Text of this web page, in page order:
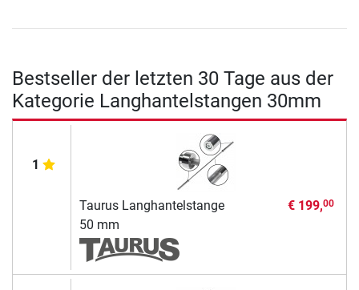
Bestseller der letzten 30 Tage aus der
Kategorie Langhantelstangen 30mm
1
Taurus Langhantelstange
50 mm
€ 199,00